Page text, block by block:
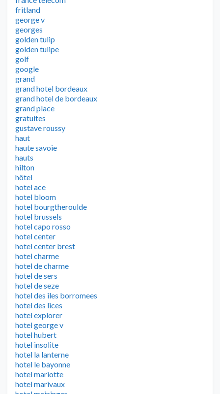
fritland
george v
georges
golden tulip
golden tulipe
golf
google
grand
grand hotel bordeaux
grand hotel de bordeaux
grand place
gratuites
gustave roussy
haut
haute savoie
hauts
hilton
hôtel
hotel ace
hotel bloom
hotel bourgtheroulde
hotel brussels
hotel capo rosso
hotel center
hotel center brest
hotel charme
hotel de charme
hotel de sers
hotel de seze
hotel des iles borromees
hotel des lices
hotel explorer
hotel george v
hotel hubert
hotel insolite
hotel la lanterne
hotel le bayonne
hotel mariotte
hotel marivaux